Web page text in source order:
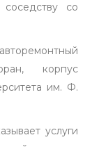
со
корпус
им. Ф.
услуги